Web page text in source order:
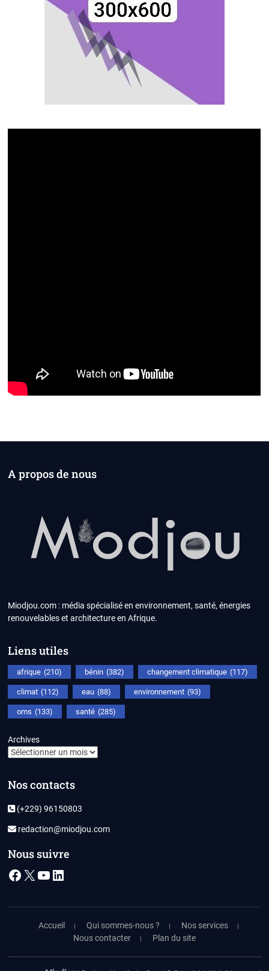
A propos de nous
Miodjou.com : média spécialisé en environnement, santé, énergies
renouvelables et architecture en Afrique.
Liens utiles
afrique (210) bénin (382) changement climatique (117)
climat (112) eau (88) environnement (93)
oms (133) santé (285)
Archives
Nos contacts
(+229) 96150803
redaction@miodjou.com
Nous suivre
Facebook
X YouTube
LinkedIn
Accueil Qui sommes-nous ?
Nos services
Nous contacter
Plan du site